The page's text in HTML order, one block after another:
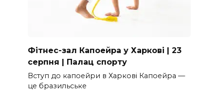
Фітнес-зал Капоейра у Харкові | 23
серпня | Палац спорту
Вступ до капоейри в Харкові Капоейра —
це бразильське